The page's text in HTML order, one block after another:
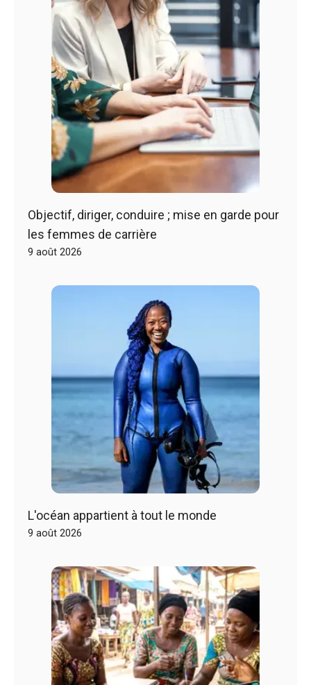
Objectif, diriger, conduire ; mise en garde pour
les femmes de carrière
9 août 2026
L'océan appartient à tout le monde
9 août 2026